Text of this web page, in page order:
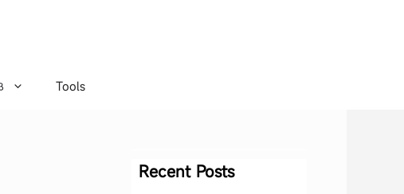
Tools
Recent Posts